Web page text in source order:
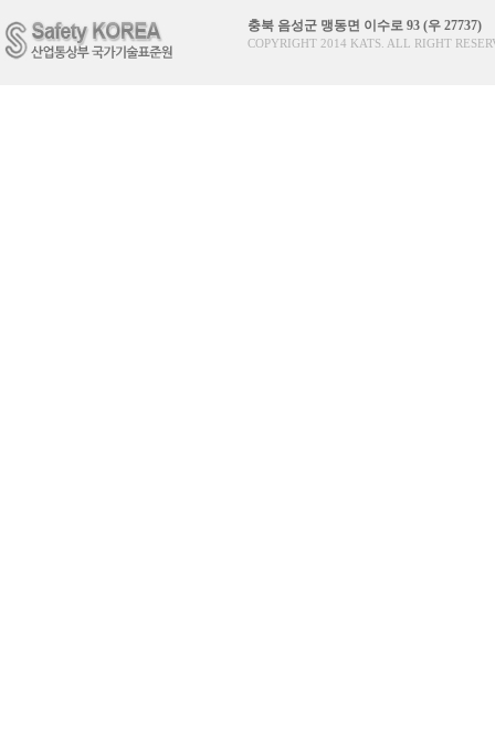
충북 음성군 맹동면 이수로 93 (우 27737)
COPYRIGHT 2014 KATS. ALL RIGHT